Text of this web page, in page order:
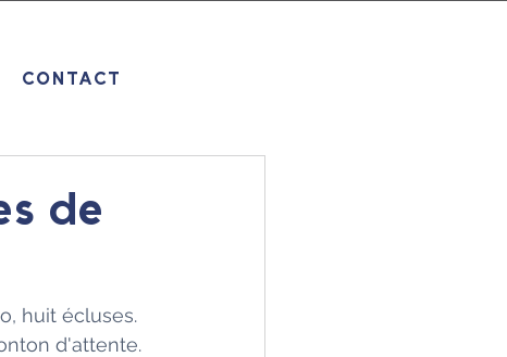
CONTACT
de
huit écluses.
d'attente.